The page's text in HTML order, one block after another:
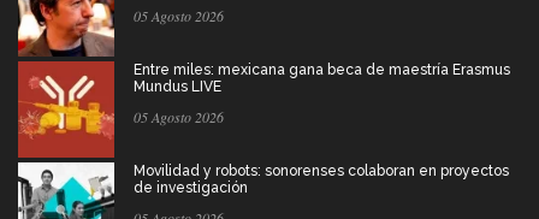
05 Agosto 2026
Entre miles: mexicana gana beca de maestría Erasmus
Mundus LIVE
05 Agosto 2026
Movilidad y robots: sonorenses colaboran en proyectos
de investigación